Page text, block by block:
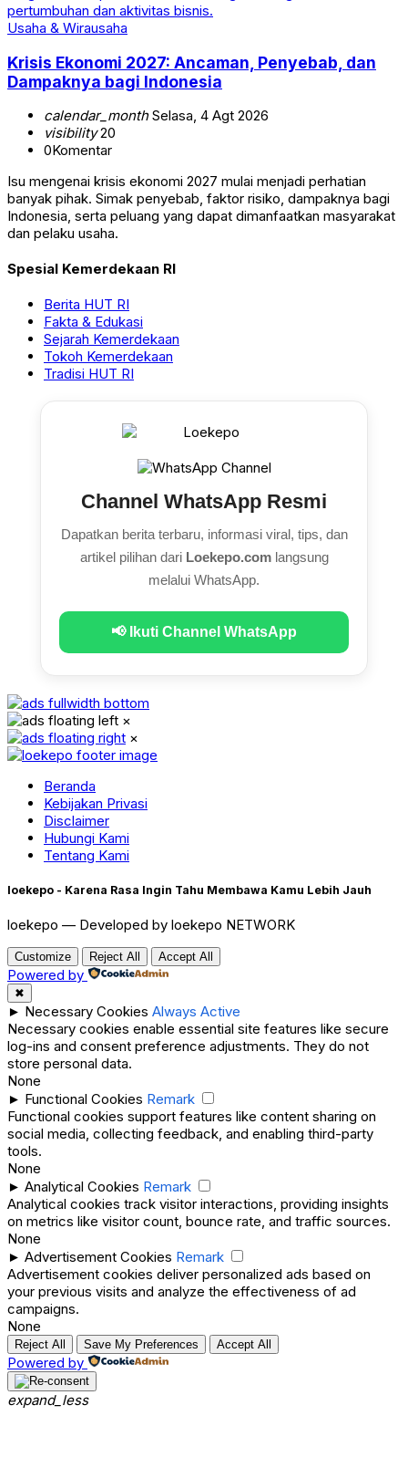
Usaha & Wirausaha
Krisis Ekonomi 2027: Ancaman, Penyebab, dan
Dampaknya bagi Indonesia
calendar_monthSelasa, 4 Agt 2026
visibility20
0Komentar
Isu mengenai krisis ekonomi 2027 mulai menjadi perhatian
banyak pihak. Simak penyebab, faktor risiko, dampaknya bagi
Indonesia, serta peluang yang dapat dimanfaatkan masyarakat
dan pelaku usaha.
Spesial Kemerdekaan RI
Berita HUT RI
Fakta & Edukasi
Sejarah Kemerdekaan
Tokoh Kemerdekaan
Tradisi HUT RI
Channel WhatsApp Resmi
Dapatkan berita terbaru, informasi viral, tips, dan
artikel pilihan dari Loekepo.comlangsung
melalui WhatsApp.
📢 Ikuti Channel WhatsApp
×
×
Beranda
Kebijakan Privasi
Disclaimer
Hubungi Kami
Tentang Kami
loekepo - Karena Rasa Ingin Tahu Membawa Kamu Lebih Jauh
loekepo — Developed by loekepo NETWORK
Customize Reject All Accept All
Powered by
✖
► Necessary Cookies Always Active
Necessary cookies enable essential site features like secure
log-ins and consent preference adjustments. They do not
store personal data.
None
► Functional Cookies Remark
Functional cookies support features like content sharing on
social media, collecting feedback, and enabling third-party
tools.
None
► Analytical Cookies Remark
Analytical cookies track visitor interactions, providing insights
on metrics like visitor count, bounce rate, and traffic sources.
None
► Advertisement Cookies Remark
Advertisement cookies deliver personalized ads based on
your previous visits and analyze the effectiveness of ad
campaigns.
None
Reject All Save My Preferences Accept All
Powered by
expand_less